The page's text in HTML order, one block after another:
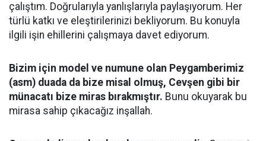
çalıştım. Doğrularıyla yanlışlarıyla paylaşıyorum. Her
türlü katkı ve eleştirilerinizi bekliyorum. Bu konuyla
ilgili işin ehillerini çalışmaya davet ediyorum.
Bizim için model ve numune olan Peygamberimiz
(asm) duada da bize misal olmuş, Cevşen gibi bir
münacatı bize miras bırakmıştır. Bunu okuyarak bu
mirasa sahip çıkacağız inşallah.